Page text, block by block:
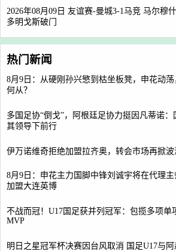
2026年08月09日 友谊赛-曼城3-1马竞 马尔穆
多明戈斯破门
热门新闻
8月9日：从硬刚孙兴慜到枯坐板凳，申花动
何从？
多国足协“倒戈”，阿根廷足协力挺因凡蒂诺
其领导下前行
伊万诺维奇拒绝加盟拉齐奥，转会市场再掀波
8月9日：申花主力国脚中锋刘诚宇将在代理
加盟大连英博
不战而冠！U17国足获并列冠军：包揽多项单
MVP
明日之星冠军杯决赛因台风取消 国足U17与